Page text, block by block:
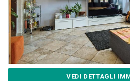
VEDI DETTAGLI